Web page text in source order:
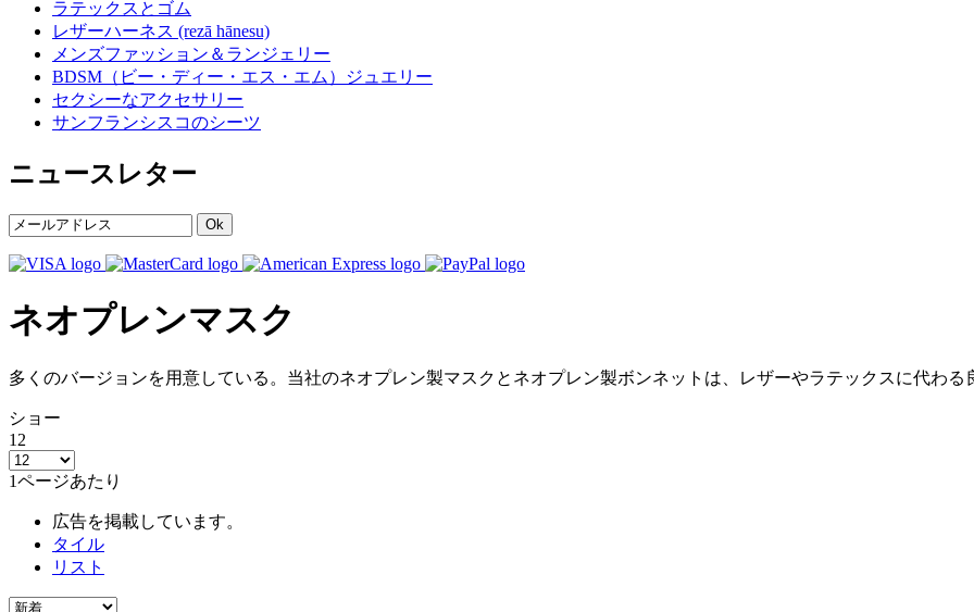
ラテックスとゴム
レザーハーネス (rezā hānesu)
メンズファッション＆ランジェリー
BDSM（ビー・ディー・エス・エム）ジュエリー
セクシーなアクセサリー
サンフランシスコのシーツ
ニュースレター
Ok
ネオプレンマスク
多くのバージョンを用意している。当社のネオプレン製マスクとネオプレン製ボンネットは、レザーやラテックスに代わる
ショー
12
1ページあたり
広告を掲載しています。
タイル
リスト